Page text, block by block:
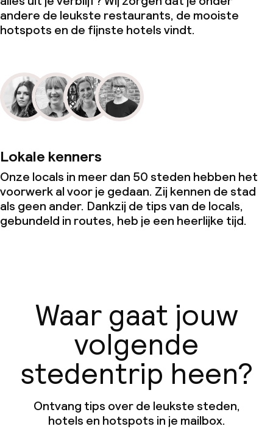
andere de leukste restaurants, de mooiste
hotspots en de fijnste hotels vindt.
Lokale kenners
Onze locals in meer dan 50 steden hebben het
voorwerk al voor je gedaan. Zij kennen de stad
als geen ander. Dankzij de tips van de locals,
gebundeld in routes, heb je een heerlijke tijd.
Waar gaat jouw
volgende
stedentrip heen?
Ontvang tips over de leukste steden,
hotels en hotspots in je mailbox.